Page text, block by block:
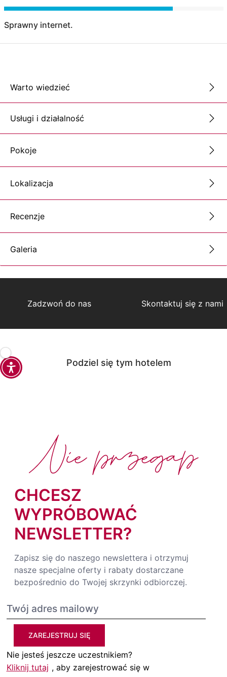
Sprawny internet.
Warto wiedzieć
Usługi i działalność
Pokoje
Lokalizacja
Recenzje
Galeria
Zadzwoń do nas Skontaktuj się z nami
Podziel się tym hotelem
CHCESZ
WYPRÓBOWAĆ
NEWSLETTER?
Zapisz się do naszego newslettera i otrzymuj
nasze specjalne oferty i rabaty dostarczane
bezpośrednio do Twojej skrzynki odbiorczej.
ZAREJESTRUJ SIĘ
Nie jesteś jeszcze uczestnikiem?
Kliknij tutaj , aby zarejestrować się w
Nie przegap